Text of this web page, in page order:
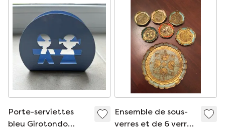
Porte-serviettes
bleu Girotondo
Ensemble de sous-
verres et de 6 verres